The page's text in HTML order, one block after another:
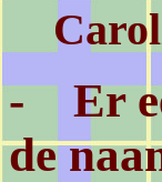
- Er
de